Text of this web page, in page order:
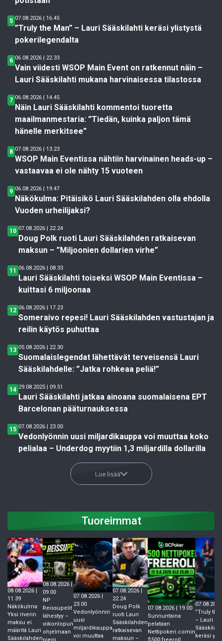
5 07.08.2026 | 16.45
”Truly the Man” – Lauri Sääskilahti keräsi ylistystä
pokerilegendalta
6 06.08.2026 | 22.33
Vain viidesti WSOP Main Event on ratkennut näin –
Lauri Sääskilahti mukana harvinaisessa tilastossa
7 06.08.2026 | 14.45
Näin Lauri Sääskilahti kommentoi tuoretta
maailmanmestaria: ”Tiedän, kuinka paljon tämä
hänelle merkitsee”
8 07.08.2026 | 13.23
WSOP Main Eventissa nähtiin harvinainen heads-up –
vastaavaa ei ole nähty 15 vuoteen
9 06.08.2026 | 19.47
Näkökulma: Pitäisikö Lauri Sääskilahden olla ehdolla
Vuoden urheilijaksi?
10 07.08.2026 | 22.24
Doug Polk ruoti Lauri Sääskilahden ratkaisevan
maksun – ”Miljoonien dollarien virhe”
11 06.08.2026 | 08.33
Lauri Sääskilahti toiseksi WSOP Main Eventissa –
kuittasi 6 miljoonaa
12 06.08.2026 | 17.23
Someraivo repesi! Lauri Sääskilahden vastustajan ja
reilin käytös puhuttaa
13 05.08.2026 | 22.30
Suomalaislegendat lähettävät terveisensä Lauri
Sääskilahdelle: ”Jatka rohkeaa peliä!”
14 29.08.2025 | 09.51
Lauri Sääskilahti jatkaa ainoana suomalaisena EPT
Barcelonan pääturnauksessa
15 07.08.2026 | 23.00
Vedonlyönnin uusi miljardikauppa voi muuttaa koko
pelialaa – Underdog myytiin 1,3 miljardilla dollarilla
Lue lisää
Tuoreimmat
08.08.2026 |
11.39
Näkökulma:
Yksi riverin
maksu ei
määritä Lauri
Sääskilahden
08.08.2026 |
09.00
NP
Reissupelit
lähestyy –
viikonlopun
ohjelmaan
07.08.2026 |
23.00
Vedonlyönnin
uusi
miljardikauppa
voi muuttaa
07.08.2026 |
22.24
Doug Polk
ruoti Lauri
Sääskilahden
ratkaisevan
maksun –
07.08.2026 | 19.00
Sunnuntaina
pelataan
Nettipokeri.comin
”Truly the
– Lauri
keräsi